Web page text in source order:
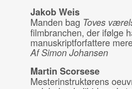
Jakob Weis
Manden bag Toves
filmbranchen, der ifølge
manuskriptforfattere
Af Simon Johansen
Martin Scorsese
Mesterinstruktørens